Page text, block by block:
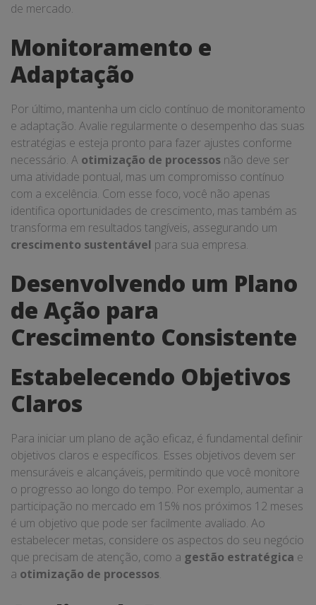
de mercado.
Monitoramento e
Adaptação
Por último, mantenha um ciclo contínuo de monitoramento
e adaptação. Avalie regularmente o desempenho das suas
estratégias e esteja pronto para fazer ajustes conforme
necessário. A otimização de processos não deve ser
uma atividade pontual, mas um compromisso contínuo
com a excelência. Com esse foco, você não apenas
identifica oportunidades de crescimento, mas também as
transforma em resultados tangíveis, assegurando um
crescimento sustentável para sua empresa.
Desenvolvendo um Plano
de Ação para
Crescimento Consistente
Estabelecendo Objetivos
Claros
Para iniciar um plano de ação eficaz, é fundamental definir
objetivos claros e específicos. Esses objetivos devem ser
mensuráveis e alcançáveis, permitindo que você monitore
o progresso ao longo do tempo. Por exemplo, aumentar a
participação no mercado em 15% nos próximos 12 meses
é um objetivo que pode ser facilmente avaliado. Ao
estabelecer metas, considere os aspectos do seu negócio
que precisam de atenção, como a gestão estratégica e
a otimização de processos.